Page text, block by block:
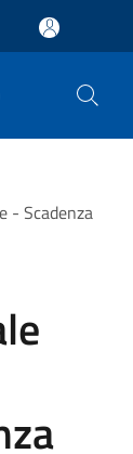
- Scadenza